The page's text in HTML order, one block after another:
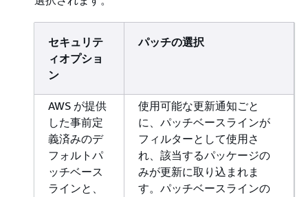
セキュリテ
ィオプショ
ン
パッチの選択
AWS が提供
した事前定
義済みのデ
フォルトパ
ッチベース
ラインと、
使用可能な更新通知ごと
に、パッチベースラインが
フィルターとして使用さ
れ、該当するパッケージの
みが更新に取り込まれま
す。パッチベースラインの